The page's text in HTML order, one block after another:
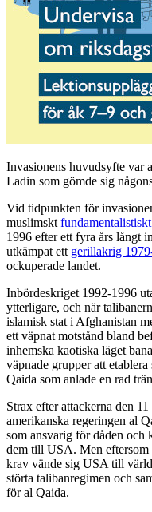
Invasionens huvudsyfte var
Ladin som gömde sig
Vid tidpunkten för
muslimskt fundamentalistiskt
1996 efter ett fyra års långt
utkämpat ett gerillakrig
ockuperade landet.
Inbördeskriget 1992-1996
ytterligare, och när
islamisk stat i Afghanistan
ett väpnat motstånd bland
inhemska kaotiska läget
väpnade grupper att
Qaida som anlade en rad
Strax efter attackerna den
amerikanska regeringen al
som ansvarig för dåden och
dem till USA. Men eftersom
krav vände sig USA till
störta talibanregimen och
för al Qaida.